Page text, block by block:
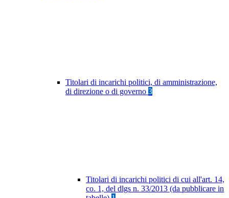
Titolari di incarichi politici, di amministrazione,
di direzione o di governo 3
Titolari di incarichi politici di cui all'art. 14,
co. 1, del dlgs n. 33/2013 (da pubblicare in